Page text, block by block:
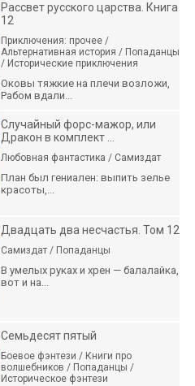
Рассвет русского царства. Книга
12
Приключения: прочее /
Альтернативная история / Попаданцы
/ Исторические приключения
Оковы тяжкие на плечи возложи,
Рабом вдали...
Случайный форс-мажор, или
Дракон в комплект ...
Любовная фантастика / Самиздат
План был гениален: выпить зелье
красоты,...
Двадцать два несчастья. Том 12
Самиздат / Попаданцы
В умелых руках и хрен — балалайка,
вот и на...
Семьдесят пятый
Боевое фэнтези / Книги про
волшебников / Попаданцы /
Историческое фэнтези